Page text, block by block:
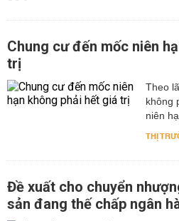
Chung cư đến mốc niên
trị
Theo
không
niên
THỊ
Đề xuất cho chuyển
sản đang thế chấp ngân